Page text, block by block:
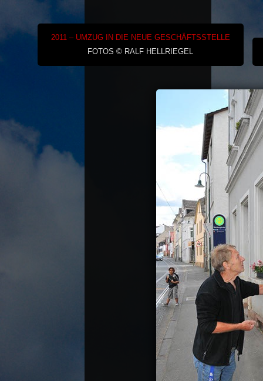
2011 – UMZUG IN DIE NEUE GESCHÄFTSSTELLE
FOTOS © RALF HELLRIEGEL